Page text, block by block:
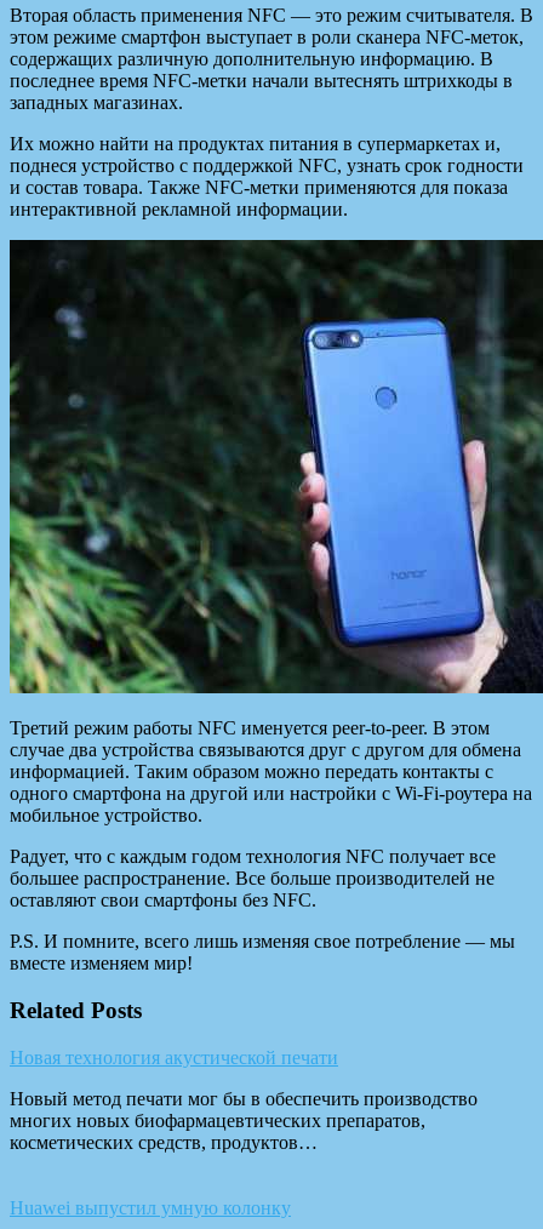
Вторая область применения NFC — это режим считывателя. В
этом режиме смартфон выступает в роли сканера NFC-меток,
содержащих различную дополнительную информацию. В
последнее время NFC-метки начали вытеснять штрихкоды в
западных магазинах.
Их можно найти на продуктах питания в супермаркетах и,
поднеся устройство с поддержкой NFC, узнать срок годности
и состав товара. Также NFC-метки применяются для показа
интерактивной рекламной информации.
Третий режим работы NFC именуется peer-to-peer. В этом
случае два устройства связываются друг с другом для обмена
информацией. Таким образом можно передать контакты с
одного смартфона на другой или настройки с Wi-Fi-роутера на
мобильное устройство.
Радует, что с каждым годом технология NFC получает все
большее распространение. Все больше производителей не
оставляют свои смартфоны без NFC.
P.S. И помните, всего лишь изменяя свое потребление — мы
вместе изменяем мир!
Related Posts
Новая технология акустической печати
Новый метод печати мог бы в обеспечить производство
многих новых биофармацевтических препаратов,
косметических средств, продуктов…
Huawei выпустил умную колонку